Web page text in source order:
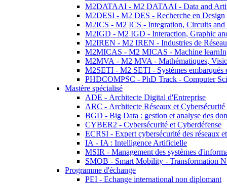
M2DATAAI - M2 DATAAI - Data and
M2DESI - M2 DES - Recherche en Design
M2ICS - M2 ICS - Integration, Circuits and
M2IGD - M2 IGD - Interaction, Graphic
M2IREN - M2 IREN - Industries de
M2MICAS - M2 MICAS - Machine
M2MVA - M2 MVA - Mathématiques,
M2SETI - M2 SETI - Systèmes embarqués
PHDCOMPSC - PhD Track - Computer
Mastère spécialisé
ADE - Architecte Digital d'Entreprise
ARC - Architecte Réseaux et Cybersécurité
BGD - Big Data : gestion et analyse des
CYBER2 - Cybersécurité et Cyberdéfense
ECRSI - Expert cybersécurité des réseaux
IA - IA : Intelligence Artificielle
MSIR - Management des systèmes
SMOB - Smart Mobility - Transformation
Programme d'échange
PEI - Echange international non diplomant